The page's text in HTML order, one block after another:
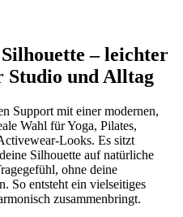
– leichter
und Alltag
Support mit einer modernen,
Wahl für Yoga, Pilates,
Looks. Es sitzt
Silhouette auf natürliche
ohne deine
So entsteht ein vielseitiges
zusammenbringt.